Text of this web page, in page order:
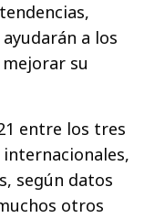
a los
su
entre los tres
según datos
otros